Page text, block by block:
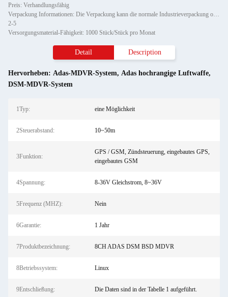
Preis: Verhandlungsfähig
Verpackung Informationen: Die Verpackung kann die normale Industrieverpackung oder der kundenspezifische Service sein.
2-5
Versorgungsmaterial-Fähigkeit: 1000 Stück/Stück pro Monat
Detail Description
Hervorheben: Adas-MDVR-System, Adas hochrangige Luftwaffe,
DSM-MDVR-System
1Typ: eine Möglichkeit
2Steuerabstand: 10~50m
3Funktion:
GPS / GSM, Zündsteuerung, eingebautes GPS,
eingebautes GSM
4Spannung: 8-36V Gleichstrom, 8~36V
5Frequenz (MHZ): Nein
6Garantie: 1 Jahr
7Produktbezeichnung: 8CH ADAS DSM BSD MDVR
8Betriebssystem: Linux
9Entschließung: Die Daten sind in der Tabelle 1 aufgeführt.